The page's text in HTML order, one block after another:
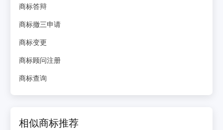
商标答辩
商标撤三申请
商标变更
商标顾问注册
商标查询
相似商标推荐